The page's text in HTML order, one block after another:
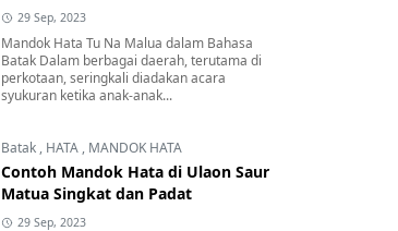
29 Sep, 2023
Mandok Hata Tu Na Malua dalam Bahasa
Batak Dalam berbagai daerah, terutama di
perkotaan, seringkali diadakan acara
syukuran ketika anak-anak...
Batak , HATA , MANDOK HATA
Contoh Mandok Hata di Ulaon Saur
Matua Singkat dan Padat
29 Sep, 2023